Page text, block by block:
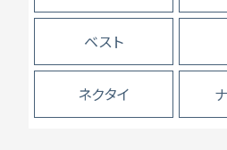
ベスト
ネクタイ